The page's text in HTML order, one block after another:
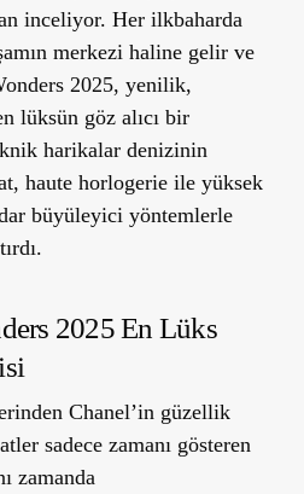
inceliyor. Her ilkbaharda
merkezi haline gelir ve
2025, yenilik,
lüksün göz alıcı bir
harikalar denizinin
haute horlogerie ile yüksek
büyüleyici yöntemlerle
2025 En Lüks
Chanel’in güzellik
sadece zamanı gösteren
zamanda